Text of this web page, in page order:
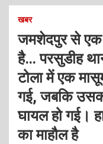
खबर
जमशेदपुर से एक
है… परसुडीह
टोला में एक
गई, जबकि
घायल हो गई।
का माहौल है